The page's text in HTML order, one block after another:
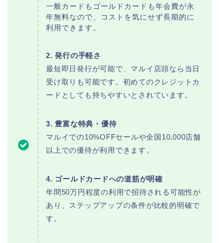
一般カードもゴールドカードも年会費が永
年無料なので、コストを気にせず長期的に
利用できます。
2. 発行の手軽さ
最短即日発行が可能で、マルイ店頭なら当日
受け取りも可能です。初めてのクレジットカ
ードとしても持ちやすいとされています。
3. 豊富な特典・優待
マルイでの10%OFFセールや全国10,000店舗
以上での優待が利用できます。
4. ゴールドカードへの道筋が明確
年間50万円程度の利用で招待される可能性が
あり、ステップアップの条件が比較的明確で
す。